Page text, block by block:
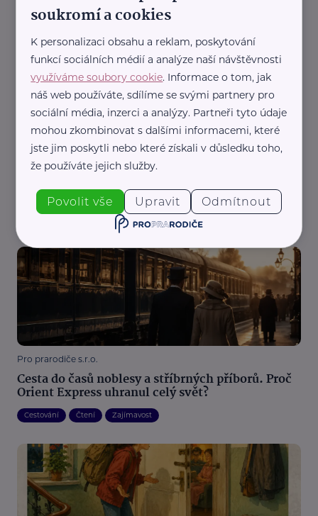
Zlínský kraj
Dny lidí dobré vůle 2026 na Velehradě: benefiční
koncert, Národní pouť i bohatý program pro
rodiny
Aktivity Podpora, pomoc, péče Propojení generací
Pro prarodiče s.r.o.
Cesta do časů noblesy a stříbrných příborů. Proč
Orient Express uhranul celý svět?
Cestování Čtení Zajímavost
soukromí a cookies
K personalizaci obsahu a reklam, poskytování
funkcí sociálních médií a analýze naší návštěvnosti
využíváme soubory cookie. Informace o tom, jak
náš web používáte, sdílíme se svými partnery pro
sociální média, inzerci a analýzy. Partneři tyto údaje
mohou zkombinovat s dalšími informacemi, které
jste jim poskytli nebo které získali v důsledku toho,
že používáte jejich služby.
Povolit vše Upravit Odmítnout